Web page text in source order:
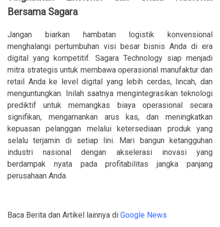
Bersama Sagara
Jangan biarkan hambatan logistik konvensional
menghalangi pertumbuhan visi besar bisnis Anda di era
digital yang kompetitif. Sagara Technology siap menjadi
mitra strategis untuk membawa operasional manufaktur dan
retail Anda ke level digital yang lebih cerdas, lincah, dan
menguntungkan. Inilah saatnya mengintegrasikan teknologi
prediktif untuk memangkas biaya operasional secara
signifikan, mengamankan arus kas, dan meningkatkan
kepuasan pelanggan melalui ketersediaan produk yang
selalu terjamin di setiap lini. Mari bangun ketangguhan
industri nasional dengan akselerasi inovasi yang
berdampak nyata pada profitabilitas jangka panjang
perusahaan Anda.
Baca Berita dan Artikel lainnya di Google News